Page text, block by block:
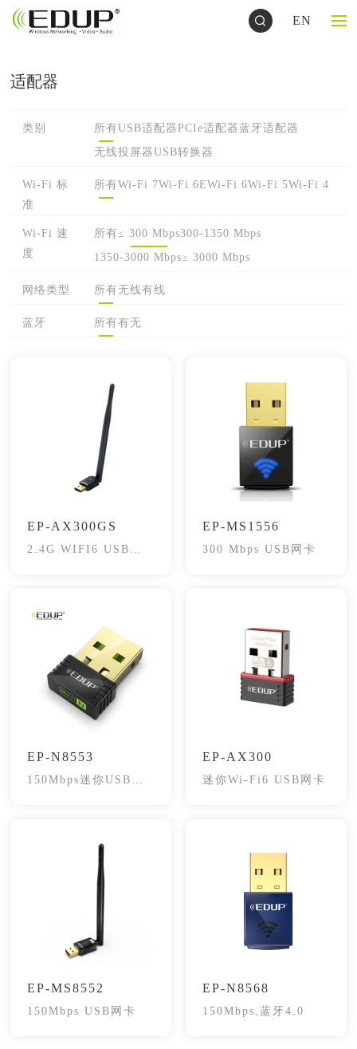
EN
适配器
类别 所有USB适配器PCIe适配器蓝牙适配器
无线投屏器USB转换器
Wi-Fi 标
准
所有Wi-Fi 7Wi-Fi 6EWi-Fi 6Wi-Fi 5Wi-Fi 4
Wi-Fi 速
度
所有≤ 300 Mbps300-1350 Mbps
1350-3000 Mbps≥ 3000 Mbps
网络类型 所有 无线有线
蓝牙 所有有 无
EP-AX300GS
2.4G WIFI6 USB网
EP-MS1556
300 Mbps USB网卡
EP-N8553
150Mbps迷你USB网
EP-AX300
迷你Wi-Fi6 USB网卡
EP-MS8552
150Mbps USB网卡
EP-N8568
150Mbps,蓝牙4.0